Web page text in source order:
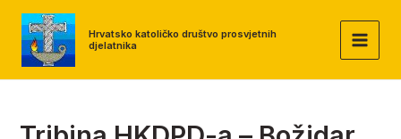
Skip
content
Hrvatsko katoličko društvo prosvjetnih
djelatnika
MAIN